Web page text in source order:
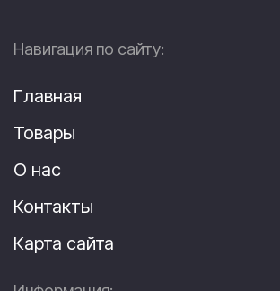
Навигация по сайту:
Главная
Товары
О нас
Контакты
Карта сайта